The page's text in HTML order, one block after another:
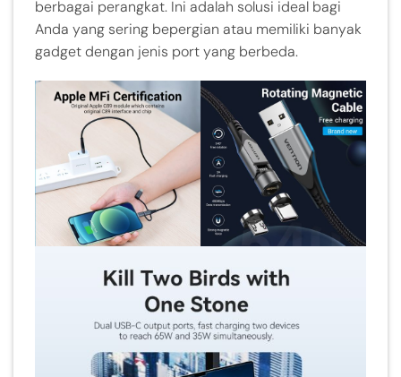
berbagai perangkat. Ini adalah solusi ideal bagi
Anda yang sering bepergian atau memiliki banyak
gadget dengan jenis port yang berbeda.